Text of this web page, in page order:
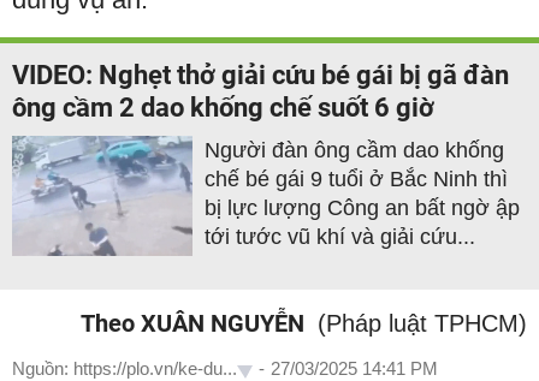
VIDEO: Nghẹt thở giải cứu bé gái bị gã đàn
ông cầm 2 dao khống chế suốt 6 giờ
Người đàn ông cầm dao khống
chế bé gái 9 tuổi ở Bắc Ninh thì
bị lực lượng Công an bất ngờ ập
tới tước vũ khí và giải cứu...
Theo XUÂN NGUYỄN (Pháp luật TPHCM)
Nguồn: https://plo.vn/ke-du... - 27/03/2025 14:41 PM